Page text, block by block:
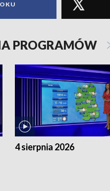
PROGRAMÓW
4 sierpnia 2026